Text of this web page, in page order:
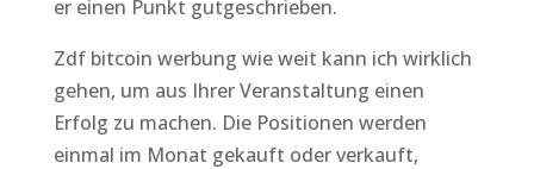
er einen Punkt gutgeschrieben.
Zdf bitcoin werbung wie weit kann ich wirklich
gehen, um aus Ihrer Veranstaltung einen
Erfolg zu machen. Die Positionen werden
einmal im Monat gekauft oder verkauft,